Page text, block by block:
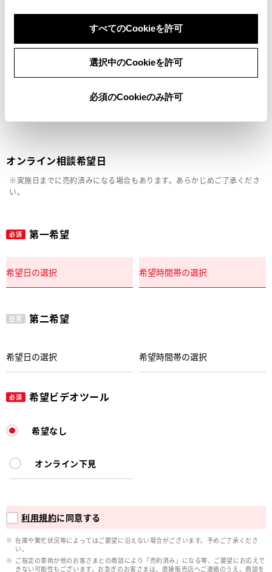
すべてのCookieを許可
選択中のCookieを許可
必須のCookieのみ許可
車両の状態確認（外装・内装・キズ）
オンライン相談希望日
※実施日までに売約済みになる場合もあります。あらかじめご了承くださ
い。
必須 第一希望
任意 第二希望
必須 希望ビデオツール
希望なし
オンライン下見
利用規約に同意する
在庫や繁忙状況等によってはご要望に沿えない場合がございます。予めご了承くださ
い。
ご指定の車両が他のお客さまとの商談により「売約済み」になる等、ご要望にお応えで
きない可能性もございます。お急ぎのお客さまは、直接販売店へご連絡のうえ、商談を